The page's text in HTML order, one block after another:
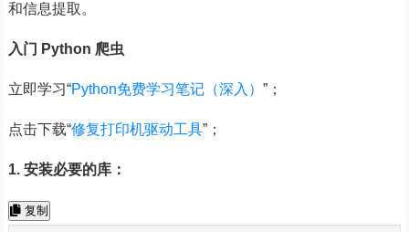
和信息提取。
入门 Python 爬虫
立即学习“Python免费学习笔记（深入） ”；
点击下载“修复打印机驱动工具”；
1. 安装必要的库：
复制